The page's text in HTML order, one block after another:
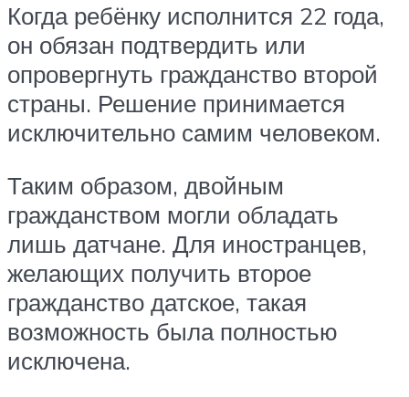
Когда ребёнку исполнится 22 года,
он обязан подтвердить или
опровергнуть гражданство второй
страны. Решение принимается
исключительно самим человеком.
Таким образом, двойным
гражданством могли обладать
лишь датчане. Для иностранцев,
желающих получить второе
гражданство датское, такая
возможность была полностью
исключена.